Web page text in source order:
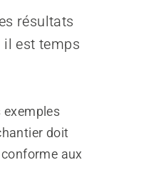
résultats
il est temps
exemples
doit
aux